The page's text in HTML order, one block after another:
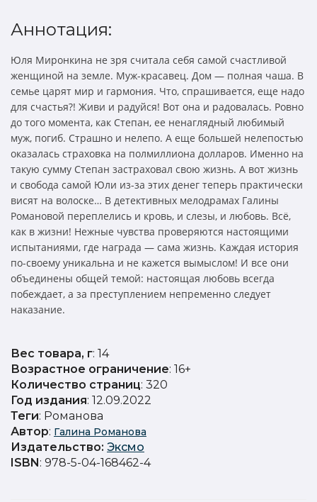
Аннотация:
Юля Миронкина не зря считала себя самой счастливой
женщиной на земле. Муж-красавец. Дом — полная чаша. В
семье царят мир и гармония. Что, спрашивается, еще надо
для счастья?! Живи и радуйся! Вот она и радовалась. Ровно
до того момента, как Степан, ее ненаглядный любимый
муж, погиб. Страшно и нелепо. А еще большей нелепостью
оказалась страховка на полмиллиона долларов. Именно на
такую сумму Степан застраховал свою жизнь. А вот жизнь
и свобода самой Юли из-за этих денег теперь практически
висят на волоске… В детективных мелодрамах Галины
Романовой переплелись и кровь, и слезы, и любовь. Всё,
как в жизни! Нежные чувства проверяются настоящими
испытаниями, где награда — сама жизнь. Каждая история
по-своему уникальна и не кажется вымыслом! И все они
объединены общей темой: настоящая любовь всегда
побеждает, а за преступлением непременно следует
наказание.
Вес товара, г: 14
Возрастное ограничение: 16+
Количество страниц: 320
Год издания: 12.09.2022
Теги: Романова
Автор: Галина Романова
Издательство: Эксмо
ISBN: 978-5-04-168462-4